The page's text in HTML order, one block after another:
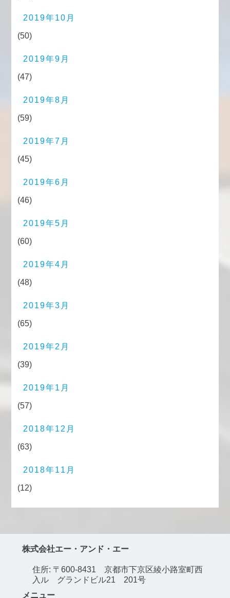
2019年10月
(50)
2019年9月
(47)
2019年8月
(59)
2019年7月
(45)
2019年6月
(46)
2019年5月
(60)
2019年4月
(48)
2019年3月
(65)
2019年2月
(39)
2019年1月
(57)
2018年12月
(63)
2018年11月
(12)
株式会社エー・アンド・エー
住所: 〒600-8431 京都市下京区綾小路室町西
入ル グランドビル21 201号
メニュー